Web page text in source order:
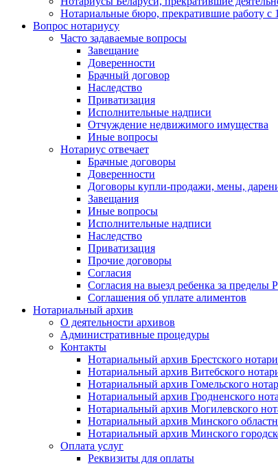
Нотариальные бюро, прекратившие работу с
Вопрос нотариусу
Часто задаваемые вопросы
Завещание
Доверенности
Брачный договор
Наследство
Приватизация
Исполнительные надписи
Отчуждение недвижимого имущества
Иные вопросы
Нотариус отвечает
Брачные договоры
Доверенности
Договоры купли-продажи, мены,
Завещания
Иные вопросы
Исполнительные надписи
Наследство
Приватизация
Прочие договоры
Согласия
Согласия на выезд ребенка за пределы
Соглашения об уплате алиментов
Нотариальный архив
О деятельности архивов
Административные процедуры
Контакты
Нотариальный архив Брестского
Нотариальный архив Витебского
Нотариальный архив Гомельского
Нотариальный архив Гродненского
Нотариальный архив Могилевского
Нотариальный архив Минского
Нотариальный архив Минского
Оплата услуг
Реквизиты для оплаты